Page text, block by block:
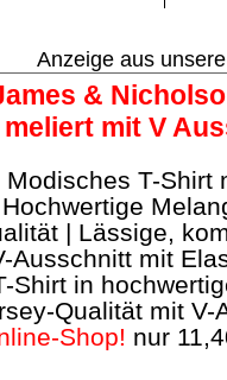
Anzeige aus
&
meliert mit V
Modisches T-Shirt
Hochwertige
| Lässige,
Ausschnitt mit
Shirt in
Qualität mit
Shop! nur